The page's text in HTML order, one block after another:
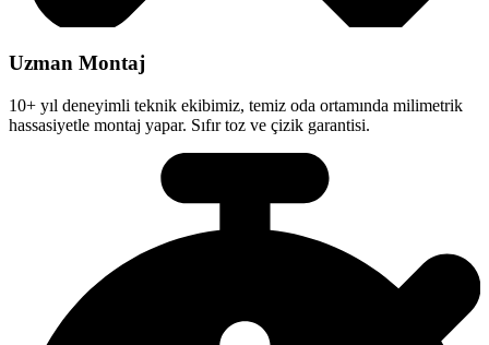
Uzman Montaj
10+ yıl deneyimli teknik ekibimiz, temiz oda ortamında milimetrik
hassasiyetle montaj yapar. Sıfır toz ve çizik garantisi.